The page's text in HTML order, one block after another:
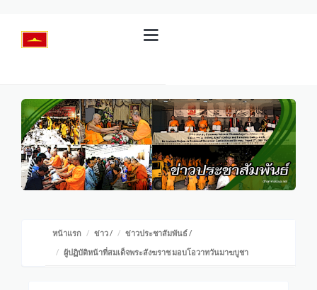
หน้าแรก ข่าว/ ข่าวประชาสัมพันธ์/
ผู้ปฏิบัติหน้าที่สมเด็จพระสังฆราช มอบโอวาทวันมาฆบูชา